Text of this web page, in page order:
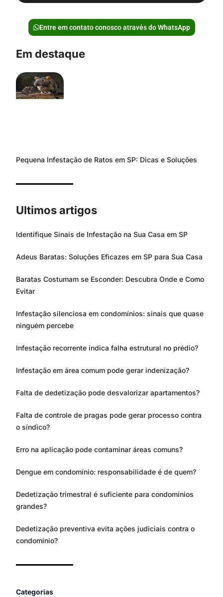
Entre em contato conosco através do WhatsApp
Em destaque
Pequena Infestação de Ratos em SP: Dicas e Soluções
Ultimos artigos
Identifique Sinais de Infestação na Sua Casa em SP
Adeus Baratas: Soluções Eficazes em SP para Sua Casa
Baratas Costumam se Esconder: Descubra Onde e Como
Evitar
Infestação silenciosa em condomínios: sinais que quase
ninguém percebe
Infestação recorrente indica falha estrutural no prédio?
Infestação em área comum pode gerar indenização?
Falta de dedetização pode desvalorizar apartamentos?
Falta de controle de pragas pode gerar processo contra
o síndico?
Erro na aplicação pode contaminar áreas comuns?
Dengue em condomínio: responsabilidade é de quem?
Dedetização trimestral é suficiente para condomínios
grandes?
Dedetização preventiva evita ações judiciais contra o
condomínio?
Categorias